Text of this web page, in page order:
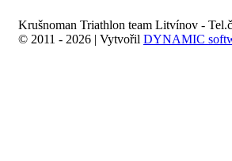
Krušnoman Triathlon team Litvínov -
© 2011 - 2026 | Vytvořil DYNAMIC